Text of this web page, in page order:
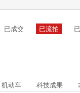
已成交 已流拍
机动车 科技成果